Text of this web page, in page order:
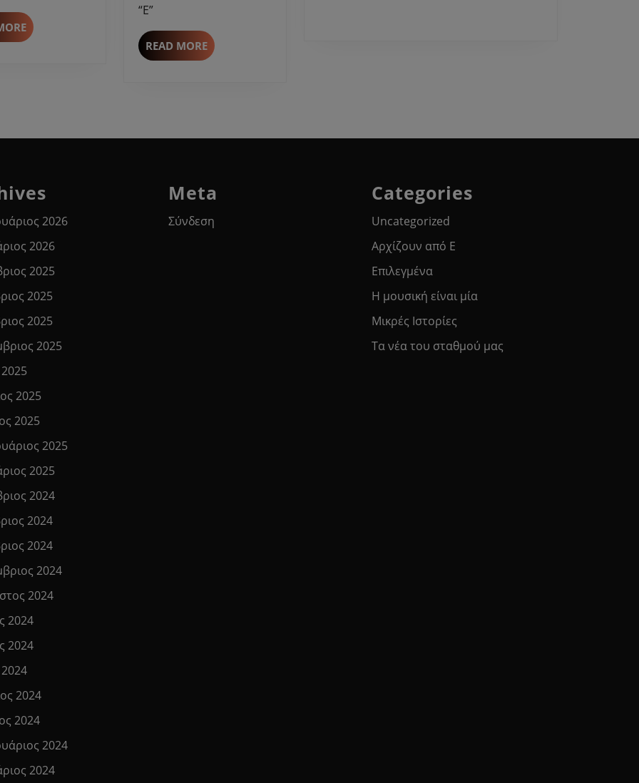
READ
MORE
“Ε”
READ MOREREAD
MORE
2026
2026
2025
2025
2025
2025
2025
2025
2025
2025
2024
2024
2024
2024
2024
2024
2024
2024
2024
2024
2024
Meta
Σύνδεση
Categories
Uncategorized
Αρχίζουν από Ε
Επιλεγμένα
Η μουσική είναι μία
Μικρές Ιστορίες
Τα νέα του σταθμού μας